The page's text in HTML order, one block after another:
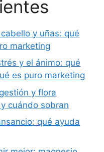
y uñas: qué
marketing
y el ánimo: qué
es puro marketing
y flora
cuándo sobran
qué ayuda